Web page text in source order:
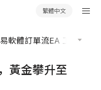
繁體中文
軟體訂單流EA 工具庫
黃金攀升至